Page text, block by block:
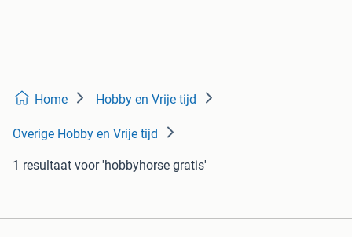
Home Hobby en Vrije tijd
Overige Hobby en Vrije tijd
1 resultaat voor 'hobbyhorse gratis'